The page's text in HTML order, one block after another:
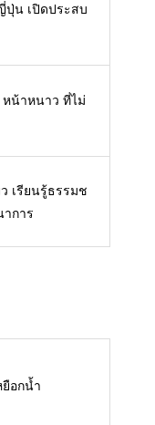
ปุ่น เปิดประสบ
หน้าหนาว ที่ไม่
เรียนรู้ธรรมช
การ
อกน้ำ